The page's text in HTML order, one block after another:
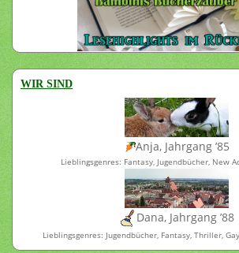
WIR SIND
Anja, Jahrgang ’85
Lieblingsgenres: Fantasy, Jugendbücher, New
Dana, Jahrgang ’88
Lieblingsgenres: Jugendbücher, Fantasy, Thriller,